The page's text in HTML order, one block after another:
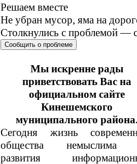
Решаем вместе
Не убран мусор, яма на
Столкнулись с проблемой —
Сообщить о проблеме
Мы искренне рады
приветствовать Вас на
официальном сайте
Кинешемского
муниципального
Сегодня жизнь
общества немыслима
развития